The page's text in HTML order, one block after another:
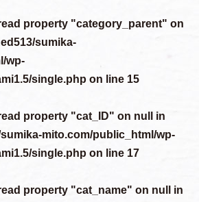
property "category_parent" on
sumika-
wp-
single.php on line 15
property "cat_ID" on null in
mito.com/public_html/wp-
single.php on line 17
property "cat_name" on null in